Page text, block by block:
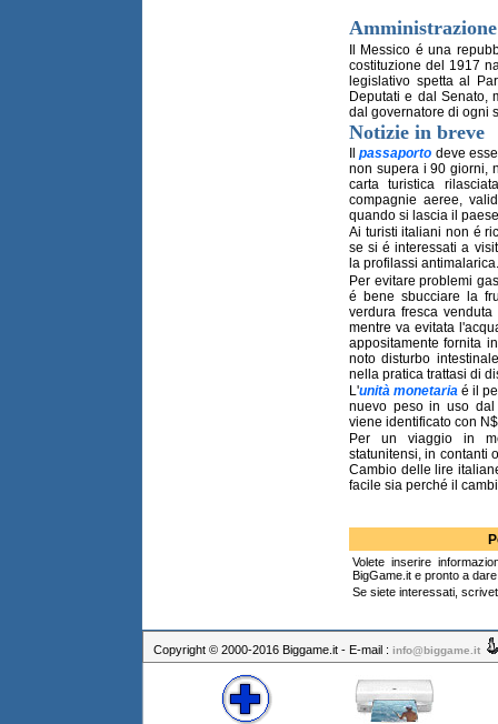
Il Messico é una
costituzione del 1917
legislativo spetta al
Deputati e dal Senato,
dal governatore di ogni
Notizie in breve
Ilpassaporto deve
non supera i 90 giorni,
carta turistica
compagnie aeree,
quando si lascia il
Ai turisti italiani non é
se si é interessati a
la profilassi antimalarica.
Per evitare problemi
é bene sbucciare la
verdura fresca
mentre va evitata
appositamente fornita
noto disturbo
nella pratica trattasi di
L'unità monetaria é il
nuevo peso in uso
viene identificato con
Per un viaggio in
statunitensi, in contanti
Cambio delle lire
facile sia perché il
Volete inserire
BigGame.it e pronto a
Se siete interessati,
Copyright © 2000-2016 Biggame.it - E-mail : info@biggame.it